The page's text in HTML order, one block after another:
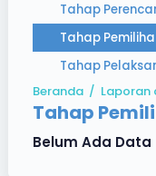
Tahap
Tahap
Tahap
Beranda / Laporan
Tahap
Belum Ada Data